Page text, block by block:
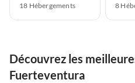
18 Hébergements 8
Découvrez les
Fuerteventura